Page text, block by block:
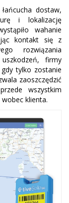
dostaw,
i lokalizację
wahanie
kontakt się z
rozwiązania
firmy
tylko zostanie
zaoszczędzić
wszystkim
klienta.